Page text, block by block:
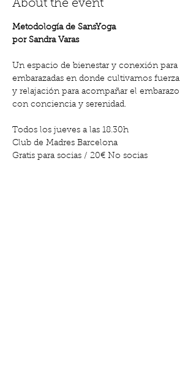
About the event
Metodología de SansYoga
por Sandra Varas
Un espacio de bienestar y conexión para
embarazadas en donde cultivamos fuerza
y relajación para acompañar el embarazo
con conciencia y serenidad.
Todos los jueves a las 18.30h
Club de Madres Barcelona
Gratis para socias / 20€ No socias